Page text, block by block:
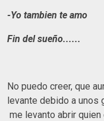
-Yo tambien te amo
Fin del sueño......
No puedo creer, que
levante debido a unos
me levanto abrir quien